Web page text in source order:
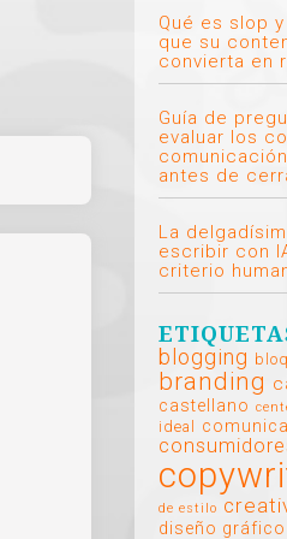
Qué es slop
que su
convierta en
Guía de
evaluar los
antes de
La
escribir con
criterio
blogging
branding
castellano
ideal
de estilo
diseño gráfico